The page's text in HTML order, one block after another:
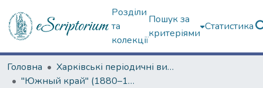
Розділи
та
колекції
Пошук за
критеріями
Статистика
Головна
Харківські періодичні видання
"Южный край" (1880–1919 гг.)